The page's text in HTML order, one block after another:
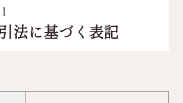
法に基づく表記